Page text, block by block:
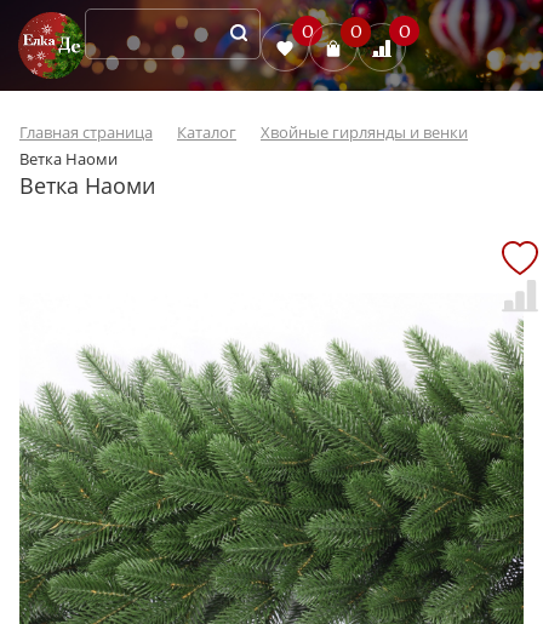
0 0 0
Главная страница Каталог
Хвойные гирлянды и венки
Ветка Наоми
Ветка Наоми